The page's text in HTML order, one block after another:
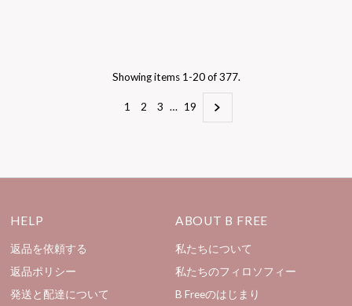
Showing items 1-20 of 377.
1 2 3 … 19
HELP
返品を依頼する
返品ポリシー
発送と配達について
ABOUT B FREE
私たちについて
私たちのフィロソフィー
B Freeのはじまり